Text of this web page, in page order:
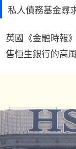
私人債務基金尋
英國《金融時報
售恒生銀行的高